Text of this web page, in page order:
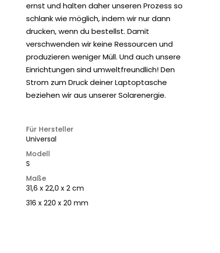
ernst und halten daher unseren Prozess so
schlank wie möglich, indem wir nur dann
drucken, wenn du bestellst. Damit
verschwenden wir keine Ressourcen und
produzieren weniger Müll. Und auch unsere
Einrichtungen sind umweltfreundlich! Den
Strom zum Druck deiner Laptoptasche
beziehen wir aus unserer Solarenergie.
Für Hersteller
Universal
Modell
S
Maße
31,6 x 22,0 x 2 cm
316 x 220 x 20 mm